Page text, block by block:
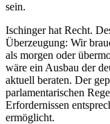
sein.
Ischinger hat Recht.
Überzeugung: Wir
als morgen oder
wäre ein Ausbau der
aktuell beraten. Der
parlamentarischen
Erfordernissen
ermöglicht.